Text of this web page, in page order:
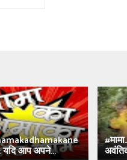
यदि आप अपने...